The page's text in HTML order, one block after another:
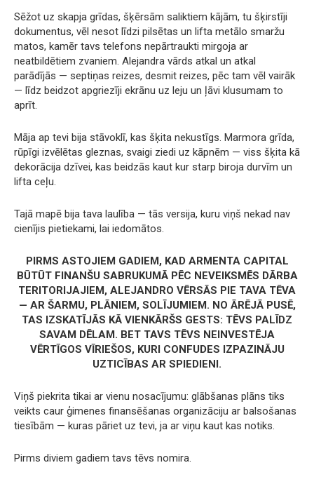
Sēžot uz skapja grīdas, šķērsām saliktiem kājām, tu šķirstīji
dokumentus, vēl nesot līdzi pilsētas un lifta metālo smaržu
matos, kamēr tavs telefons nepārtraukti mirgoja ar
neatbildētiem zvaniem. Alejandra vārds atkal un atkal
parādījās — septiņas reizes, desmit reizes, pēc tam vēl vairāk
— līdz beidzot apgriezīji ekrānu uz leju un ļāvi klusumam to
aprīt.
Māja ap tevi bija stāvoklī, kas šķita nekustīgs. Marmora grīda,
rūpīgi izvēlētas gleznas, svaigi ziedi uz kāpnēm — viss šķita kā
dekorācija dzīvei, kas beidzās kaut kur starp biroja durvīm un
lifta ceļu.
Tajā mapē bija tava laulība — tās versija, kuru viņš nekad nav
cienījis pietiekami, lai iedomātos.
PIRMS ASTOJIEM GADIEM, KAD ARMENTA CAPITAL
BŪTŪT FINANŠU SABRUKUMĀ PĒC NEVEIKSMĒS DĀRBA
TERITORIJAJIEM, ALEJANDRO VĒRSĀS PIE TAVA TĒVA
— AR ŠARMU, PLĀNIEM, SOLĪJUMIEM. NO ĀRĒJĀ PUSĒ,
TAS IZSKATĪJĀS KĀ VIENKĀRŠS GESTS: TĒVS PALĪDZ
SAVAM DĒLAM. BET TAVS TĒVS NEINVESTĒJA
VĒRTĪGOS VĪRIEŠOS, KURI CONFUDES IZPAZINĀJU
UZTICĪBAS AR SPIEDIENI.
Viņš piekrita tikai ar vienu nosacījumu: glābšanas plāns tiks
veikts caur ģimenes finansēšanas organizāciju ar balsošanas
tiesībām — kuras pāriet uz tevi, ja ar viņu kaut kas notiks.
Pirms diviem gadiem tavs tēvs nomira.